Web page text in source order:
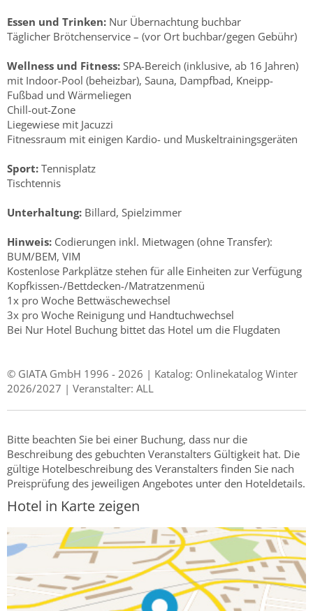
Essen und Trinken: Nur Übernachtung buchbar
Täglicher Brötchenservice – (vor Ort buchbar/gegen Gebühr)
Wellness und Fitness: SPA-Bereich (inklusive, ab 16 Jahren)
mit Indoor-Pool (beheizbar), Sauna, Dampfbad, Kneipp-
Fußbad und Wärmeliegen
Chill-out-Zone
Liegewiese mit Jacuzzi
Fitnessraum mit einigen Kardio- und Muskeltrainingsgeräten
Sport: Tennisplatz
Tischtennis
Unterhaltung: Billard, Spielzimmer
Hinweis: Codierungen inkl. Mietwagen (ohne Transfer):
BUM/BEM, VIM
Kostenlose Parkplätze stehen für alle Einheiten zur Verfügung
Kopfkissen-/Bettdecken-/Matratzenmenü
1x pro Woche Bettwäschewechsel
3x pro Woche Reinigung und Handtuchwechsel
Bei Nur Hotel Buchung bittet das Hotel um die Flugdaten
© GIATA GmbH 1996 - 2026 | Katalog: Onlinekatalog Winter
2026/2027 | Veranstalter: ALL
Bitte beachten Sie bei einer Buchung, dass nur die
Beschreibung des gebuchten Veranstalters Gültigkeit hat. Die
gültige Hotelbeschreibung des Veranstalters finden Sie nach
Preisprüfung des jeweiligen Angebotes unter den Hoteldetails.
Hotel in Karte zeigen